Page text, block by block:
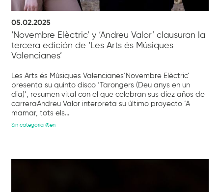
05.02.2025
‘Novembre Elèctric’ y ‘Andreu Valor’ clausuran la
tercera edición de ‘Les Arts és Músiques
Valencianes’
Les Arts és Músiques Valencianes‘Novembre Elèctric’
presenta su quinto disco ‘Tarongers (Deu anys en un
dia)’, resumen vital con el que celebran sus diez años de
carreraAndreu Valor interpreta su último proyecto ‘A
mamar, tots els...
Sin categoría @en